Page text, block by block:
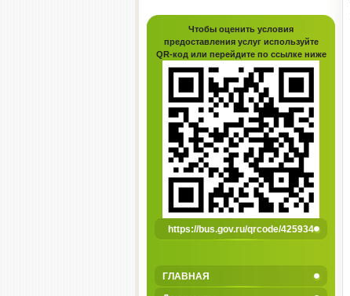
Чтобы оценить условия
предоставления услуг используйте
QR-код или перейдите по ссылке ниже
https://bus.gov.ru/qrcode/425934
ГЛАВНАЯ